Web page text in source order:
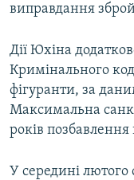
виправдання
Дії Юхіна
Кримінального
фігуранти, за
Максимальна
років позбавлення
У середині лютого